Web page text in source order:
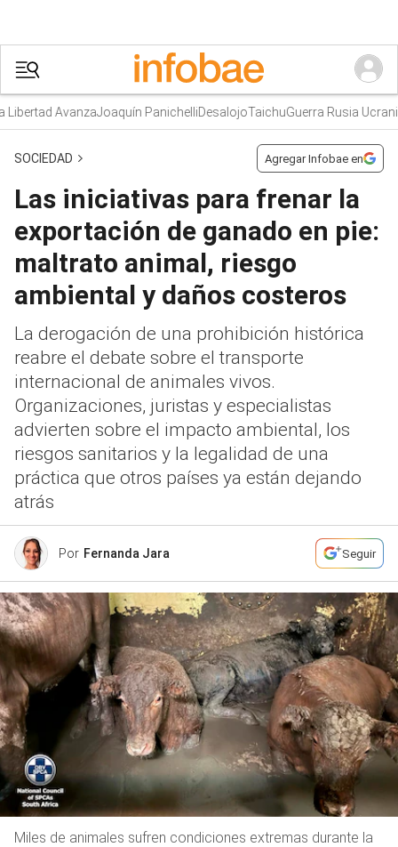
AvanzaJoaquín PanichelliDesalojoTaichuGuerra Rusia Ucrania
SOCIEDAD Agregar Infobae en
Las iniciativas para frenar la
exportación de ganado en pie:
maltrato animal, riesgo
ambiental y daños costeros
La derogación de una prohibición histórica
reabre el debate sobre el transporte
internacional de animales vivos.
Organizaciones, juristas y especialistas
advierten sobre el impacto ambiental, los
riesgos sanitarios y la legalidad de una
práctica que otros países ya están dejando
atrás
Por Fernanda Jara Seguir
Miles de animales sufren condiciones extremas durante la